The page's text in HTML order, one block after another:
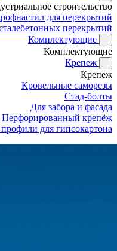
строительство
для перекрытий
перекрытий
Комплектующие
Комплектующие
Крепеж
Крепеж
Кровельные саморезы
Стад-болты
Для забора и фасада
Перфорированный крепёж
для гипсокартона